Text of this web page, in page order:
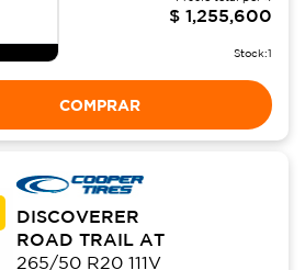
$ 1,255,600
Stock:1
COMPRAR
DISCOVERER
ROAD TRAIL AT
265/50 R20 111V